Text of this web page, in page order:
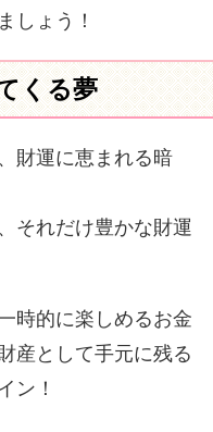
しょう！
くる夢
財運に恵まれる暗
それだけ豊かな財運
時的に楽しめるお金
産として手元に残る
ン！